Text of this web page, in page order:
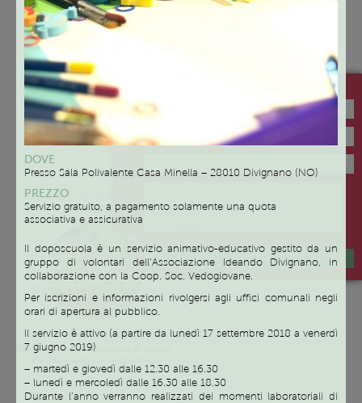
DOVE
Presso Sala Polivalente Casa Minella – 28010 Divignano (NO)
PREZZO
Servizio gratuito, a pagamento solamente una quota
associativa e assicurativa
Il doposcuola è un servizio animativo-educativo gestito da un
gruppo di volontari dell’Associazione Ideando Divignano, in
collaborazione con la Coop. Soc. Vedogiovane.
Per iscrizioni e informazioni rivolgersi agli uffici comunali negli
orari di apertura al pubblico.
Il servizio è attivo (a partire da lunedì 17 settembre 2018 a venerdì
7 giugno 2019)
– martedì e giovedì dalle 12.30 alle 16.30
– lunedì e mercoledì dalle 16.30 alle 18.30
Durante l’anno verranno realizzati dei momenti laboratoriali di
Presso spazi adeguati allo
svolgimento delle attività proposte
ai bambini che i tre Enti hanno
messo a disposizione.
Gli incontri si svolgeranno una
volta alla settimana dopo le
16.30. I giorni verranno
concordate in base alle
disponibilità dei genitori.
Gli incontri si svolgeranno a Briga
Novarese – Via Dante, 22 o ad
SERVIZIO DI MEDIAZIONE
FAMILIARE
Su appuntamento
Pianterreno del Municipio di Arona,
NEWSLETTER
Iscriviti alla newsletter di Family Like
ISCRIVIMI